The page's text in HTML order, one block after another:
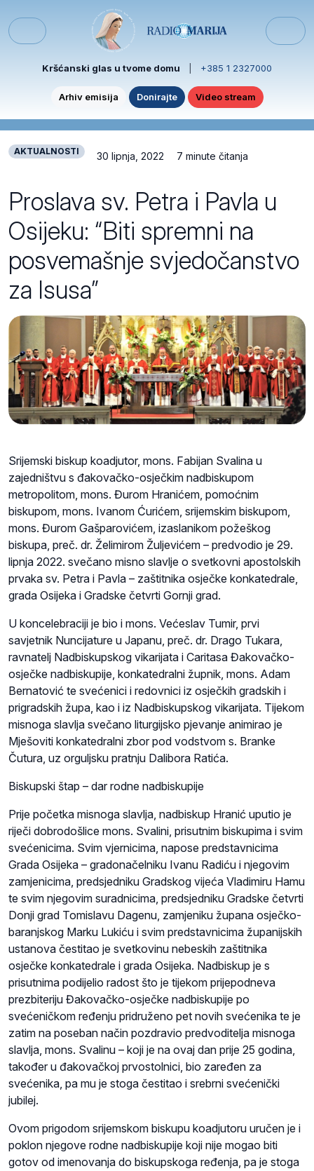
Menu
Kršćanski glas u tvome domu +385 1 2327000
Arhiv emisija Donirajte Video stream
AKTUALNOSTI 30 lipnja, 2022 7 minute čitanja
Proslava sv. Petra i Pavla u
Osijeku: “Biti spremni na
posvemašnje svjedočanstvo
za Isusa”
Srijemski biskup koadjutor, mons. Fabijan Svalina u
zajedništvu s đakovačko-osječkim nadbiskupom
metropolitom, mons. Đurom Hranićem, pomoćnim
biskupom, mons. Ivanom Ćurićem, srijemskim biskupom,
mons. Đurom Gašparovićem, izaslanikom požeškog
biskupa, preč. dr. Želimirom Žuljevićem – predvodio je 29.
lipnja 2022. svečano misno slavlje o svetkovni apostolskih
prvaka sv. Petra i Pavla – zaštitnika osječke konkatedrale,
grada Osijeka i Gradske četvrti Gornji grad.
U koncelebraciji je bio i mons. Većeslav Tumir, prvi
savjetnik Nuncijature u Japanu, preč. dr. Drago Tukara,
ravnatelj Nadbiskupskog vikarijata i Caritasa Đakovačko-
osječke nadbiskupije, konkatedralni župnik, mons. Adam
Bernatović te svećenici i redovnici iz osječkih gradskih i
prigradskih župa, kao i iz Nadbiskupskog vikarijata. Tijekom
misnoga slavlja svečano liturgijsko pjevanje animirao je
Mješoviti konkatedralni zbor pod vodstvom s. Branke
Čutura, uz orguljsku pratnju Dalibora Ratića.
Biskupski štap – dar rodne nadbiskupije
Prije početka misnoga slavlja, nadbiskup Hranić uputio je
riječi dobrodošlice mons. Svalini, prisutnim biskupima i svim
svećenicima. Svim vjernicima, napose predstavnicima
Grada Osijeka – gradonačelniku Ivanu Radiću i njegovim
zamjenicima, predsjedniku Gradskog vijeća Vladimiru Hamu
te svim njegovim suradnicima, predsjedniku Gradske četvrti
Donji grad Tomislavu Dagenu, zamjeniku župana osječko-
baranjskog Marku Lukiću i svim predstavnicima županijskih
ustanova čestitao je svetkovinu nebeskih zaštitnika
osječke konkatedrale i grada Osijeka. Nadbiskup je s
prisutnima podijelio radost što je tijekom prijepodneva
prezbiteriju Đakovačko-osječke nadbiskupije po
svećeničkom ređenju pridruženo pet novih svećenika te je
zatim na poseban način pozdravio predvoditelja misnoga
slavlja, mons. Svalinu – koji je na ovaj dan prije 25 godina,
također u đakovačkoj prvostolnici, bio zaređen za
svećenika, pa mu je stoga čestitao i srebrni svećenički
jubilej.
Ovom prigodom srijemskom biskupu koadjutoru uručen je i
poklon njegove rodne nadbiskupije koji nije mogao biti
gotov od imenovanja do biskupskoga ređenja, pa je stoga